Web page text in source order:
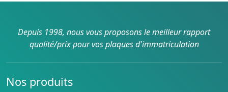
Depuis 1998, nous vous proposons le meilleur rapport
qualité/prix pour vos plaques d'immatriculation
Nos produits